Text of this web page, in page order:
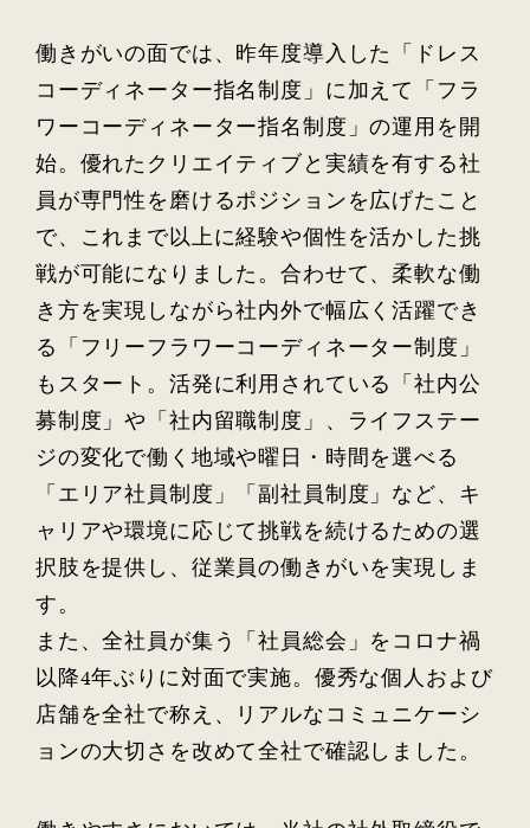
働きがいの面では、昨年度導入した「ドレス
コーディネーター指名制度」に加えて「フラ
ワーコーディネーター指名制度」の運用を開
始。優れたクリエイティブと実績を有する社
員が専門性を磨けるポジションを広げたこと
で、これまで以上に経験や個性を活かした挑
戦が可能になりました。合わせて、柔軟な働
き方を実現しながら社内外で幅広く活躍でき
る「フリーフラワーコーディネーター制度」
もスタート。活発に利用されている「社内公
募制度」や「社内留職制度」、ライフステー
ジの変化で働く地域や曜日・時間を選べる
「エリア社員制度」「副社員制度」など、キ
ャリアや環境に応じて挑戦を続けるための選
択肢を提供し、従業員の働きがいを実現しま
す。
また、全社員が集う「社員総会」をコロナ禍
以降4年ぶりに対面で実施。優秀な個人および
店舗を全社で称え、リアルなコミュニケーシ
ョンの大切さを改めて全社で確認しました。